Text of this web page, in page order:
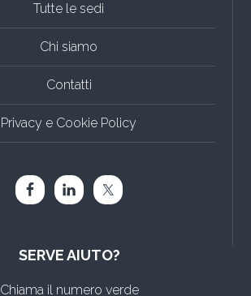
Tutte le sedi
Chi siamo
Contatti
Privacy e Cookie Policy
SERVE AIUTO?
Chiama il numero verde